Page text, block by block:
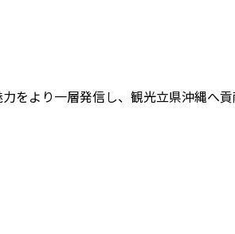
をより一層発信し、観光立県沖縄へ貢